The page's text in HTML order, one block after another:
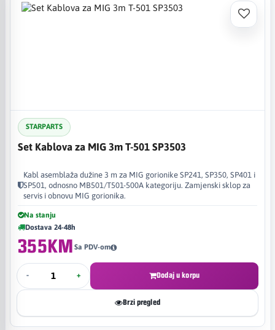
STARPARTS
Set Kablova za MIG 3m T-501 SP3503
Kabl asemblaža dužine 3 m za MIG gorionike SP241, SP350, SP401 i
SP501, odnosno MB501/T501-500A kategoriju. Zamjenski sklop za
servis i obnovu MIG gorionika.
Na stanju
Dostava 24-48h
355KM Sa PDV-om
- + Dodaj u korpu
Brzi pregled